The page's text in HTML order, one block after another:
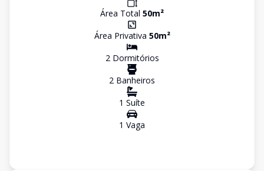
Área Total 50m²
Área Privativa 50m²
2Dormitórios
2 Banheiros
1 Suíte
1 Vaga